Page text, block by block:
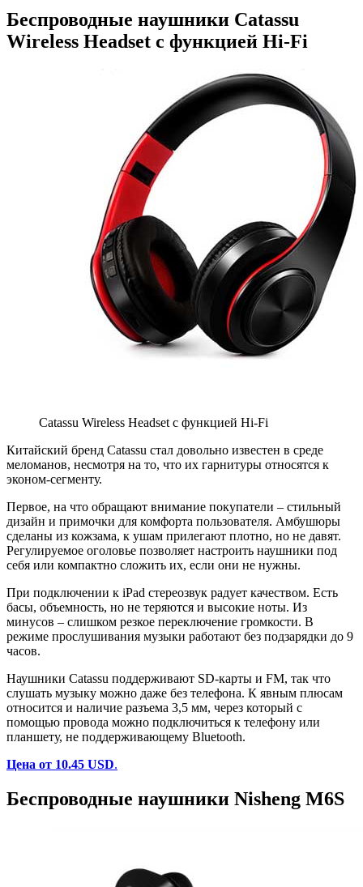
Беспроводные наушники Catassu
Wireless Headset с функцией Hi-Fi
Catassu Wireless Headset с функцией Hi-Fi
Китайский бренд Catassu стал довольно известен в среде
меломанов, несмотря на то, что их гарнитуры относятся к
эконом-сегменту.
Первое, на что обращают внимание покупатели – стильный
дизайн и примочки для комфорта пользователя. Амбушюры
сделаны из кожзама, к ушам прилегают плотно, но не давят.
Регулируемое оголовье позволяет настроить наушники под
себя или компактно сложить их, если они не нужны.
При подключении к iPad стереозвук радует качеством. Есть
басы, объемность, но не теряются и высокие ноты. Из
минусов – слишком резкое переключение громкости. В
режиме прослушивания музыки работают без подзарядки до 9
часов.
Наушники Catassu поддерживают SD-карты и FM, так что
слушать музыку можно даже без телефона. К явным плюсам
относится и наличие разъема 3,5 мм, через который с
помощью провода можно подключиться к телефону или
планшету, не поддерживающему Bluetooth.
Цена от 10.45 USD.
Беспроводные наушники Nisheng M6S